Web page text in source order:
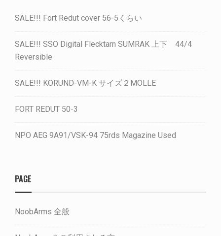
SALE!!! Fort Redut cover 56-5くらい
SALE!!! SSO Digital Flecktarn SUMRAK 上下 44/4
Reversible
SALE!!! KORUND-VM-K サイズ２MOLLE
FORT REDUT 50-3
NPO AEG 9A91/VSK-94 75rds Magazine Used
PAGE
NoobArms 全般